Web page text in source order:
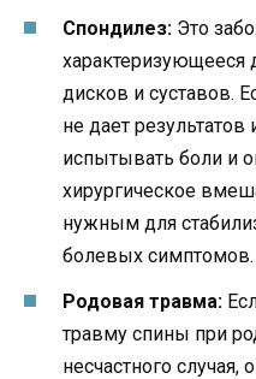
Спондилез: Это
характеризующееся
дисков и суставов.
не дает
испытывать боли и
хирургическое
нужным для
болевых симптомов.
Родовая травма:
травму спины при
несчастного